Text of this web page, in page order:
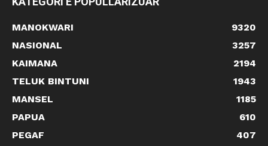
MANOKWARI
9320
NASIONAL
3257
KAIMANA
2194
TELUK BINTUNI
1943
MANSEL
1185
PAPUA
610
PEGAF
407